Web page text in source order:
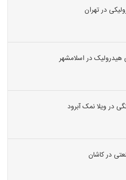
در تهران
هیدرولیک در اسلامشهر
در ویلا نمک آبرود
در کاشان